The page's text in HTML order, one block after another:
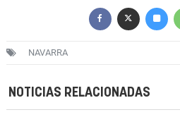
NAVARRA
NOTICIAS RELACIONADAS